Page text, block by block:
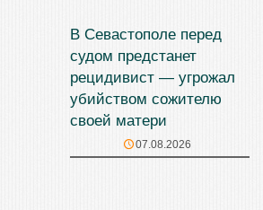
В Севастополе перед
судом предстанет
рецидивист — угрожал
убийством сожителю
своей матери
07.08.2026